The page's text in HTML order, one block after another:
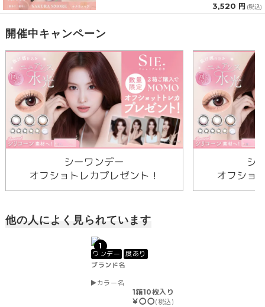
3,520 円 (税込)
開催中キャンペーン
シーワンデー
オフショトレカプレゼント！
シ
オフショ
他の人によく見られています
1
ワンデー
度あり
ブランド名
カラー名
1箱10枚入り
￥〇〇(税込)